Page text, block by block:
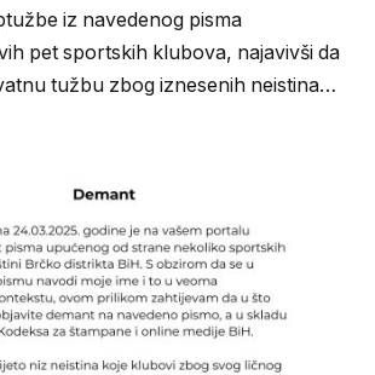
iz navedenog pisma
pet sportskih klubova, najavivši da
tužbu zbog iznesenih neistina…